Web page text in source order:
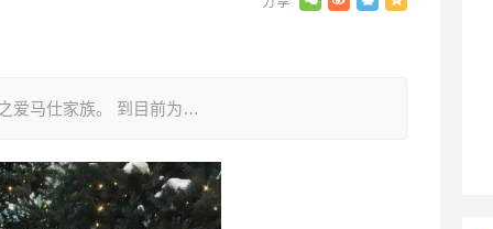
爱马仕家族。 到目前为…